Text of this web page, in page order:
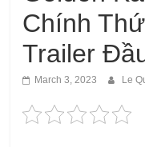
Chính
Trailer
March 3, 2023 Le